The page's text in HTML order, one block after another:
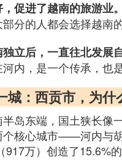
促进了越南的旅游业。
分的人都会选择越南
立后，一直往北发展
内，是一个传承，也
：西贡市，为什
岛东端，国土狭长像
核心城市——河内与
917万）创造了15.6%